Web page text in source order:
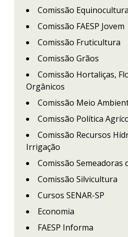
Comissão Equinocultura
Comissão FAESP Jovem
Comissão Fruticultura
Comissão Grãos
Comissão Hortaliças,
Orgânicos
Comissão Meio
Comissão Política
Comissão Recursos
Irrigação
Comissão Semeadoras
Comissão Silvicultura
Cursos SENAR-SP
Economia
FAESP Informa